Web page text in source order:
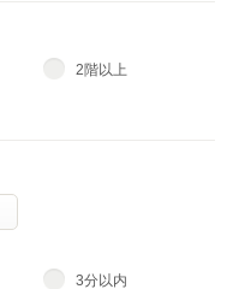
2階以上
3分以内